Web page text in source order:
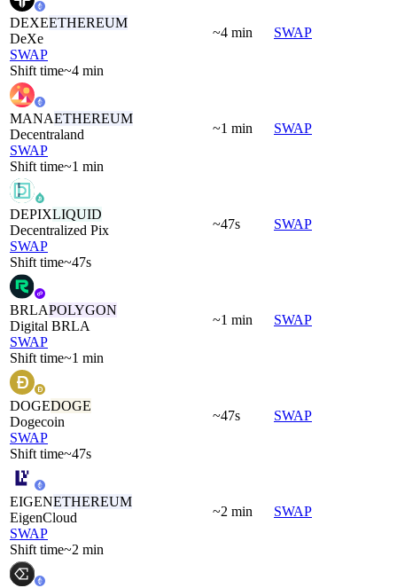
DEXEETHEREUM
DeXe
SWAP
Shift time~4 min
~4 min SWAP
MANAETHEREUM
Decentraland
SWAP
Shift time~1 min
~1 min SWAP
DEPIXLIQUID
Decentralized Pix
SWAP
Shift time~47s
~47s SWAP
BRLAPOLYGON
Digital BRLA
SWAP
Shift time~1 min
~1 min SWAP
DOGEDOGE
Dogecoin
SWAP
Shift time~47s
~47s SWAP
EIGENETHEREUM
EigenCloud
SWAP
Shift time~2 min
~2 min SWAP